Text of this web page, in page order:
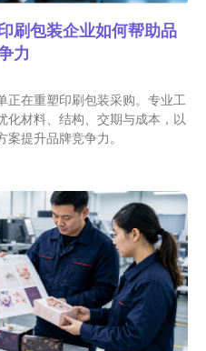
刷包装企业如何帮助品
力
正在重塑印刷包装采购。专业工
化材料、结构、交期与成本，以
提升品牌竞争力。